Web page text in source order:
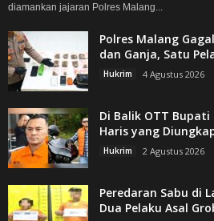
diamankan jajaran Polres Malang...
Polres Malang
dan Ganja, Satu
Hukrim 4 Agustus 2026
Di Balik OTT Bupati
Haris yang
Hukrim 2 Agustus 2026
Peredaran Sabu di
Dua Pelaku Asal